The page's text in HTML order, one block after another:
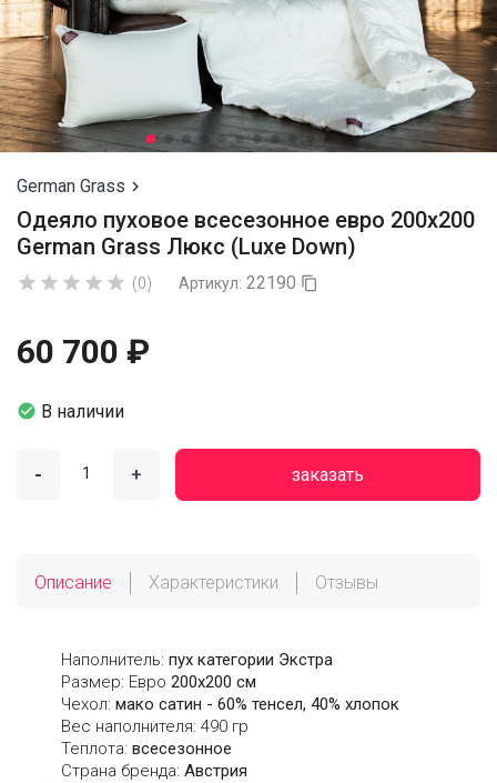
German Grass 
Одеяло пуховое всесезонное евро 200х200
German Grass Люкс (Luxe Down)
     (0) Артикул: 22190 
60 700 ₽
 В наличии
- + заказать
Описание Характеристики Отзывы
Наполнитель: пух категории Экстра
Размер: Евро 200х200 см
Чехол: мако сатин - 60% тенсел, 40% хлопок
Вес наполнителя: 490 гр
Теплота: всесезонное
Страна бренда: Австрия